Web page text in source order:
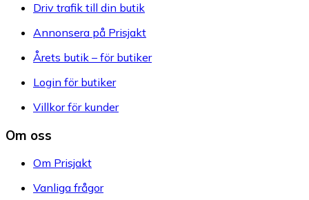
Driv trafik till din butik
Annonsera på Prisjakt
Årets butik – för butiker
Login för butiker
Villkor för kunder
Om oss
Om Prisjakt
Vanliga frågor